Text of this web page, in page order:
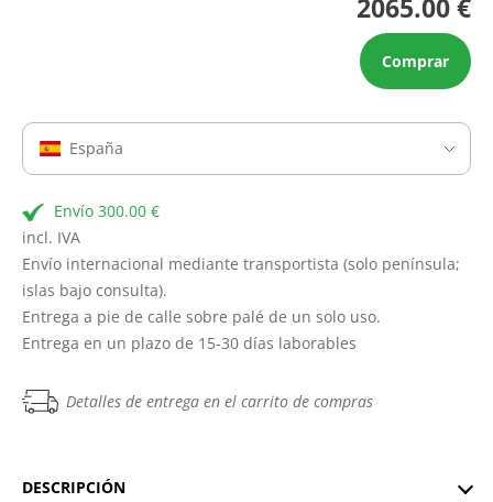
2065.00 €
Comprar
España
Envío 300.00 €
incl. IVA
Envío internacional mediante transportista (solo península;
islas bajo consulta).
Entrega a pie de calle sobre palé de un solo uso.
Entrega en un plazo de 15-30 días laborables
Detalles de entrega en el carrito de compras
DESCRIPCIÓN